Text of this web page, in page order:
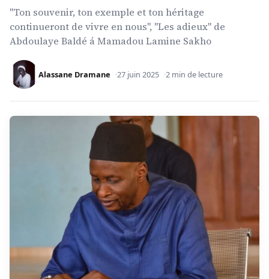
"Ton souvenir, ton exemple et ton héritage
continueront de vivre en nous", "Les adieux" de
Abdoulaye Baldé á Mamadou Lamine Sakho
Alassane Dramane 27 juin 2025 2 min de lecture